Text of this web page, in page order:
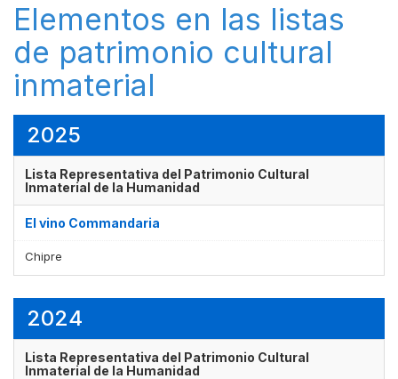
Elementos en las listas
de patrimonio cultural
inmaterial
2025
Lista Representativa del Patrimonio Cultural
Inmaterial de la Humanidad
El vino Commandaria
Chipre
2024
Lista Representativa del Patrimonio Cultural
Inmaterial de la Humanidad